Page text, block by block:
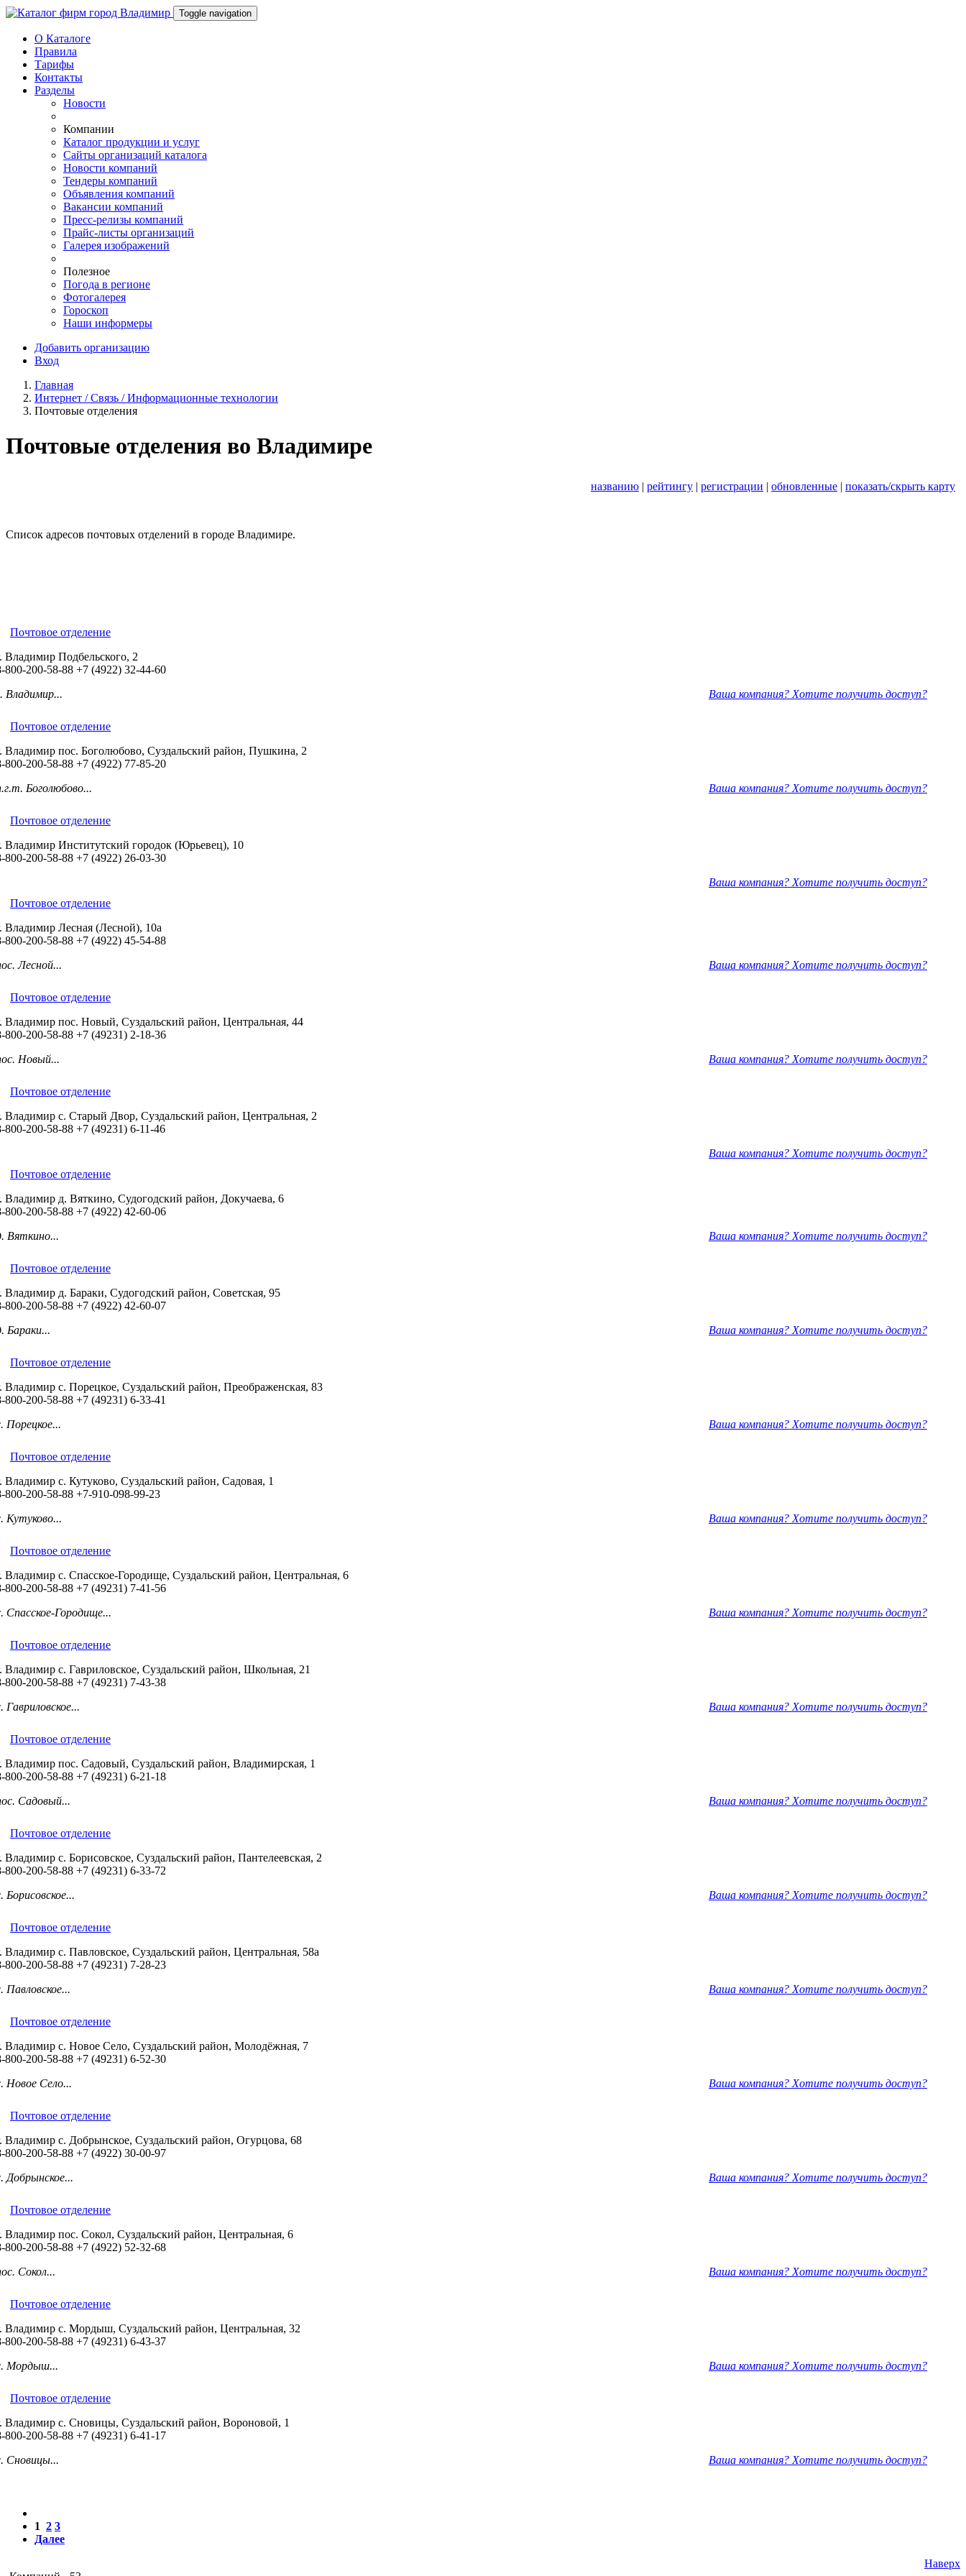
Toggle navigation
О Каталоге
Правила
Тарифы
Контакты
Разделы
Новости
Компании
Каталог продукции и услуг
Сайты организаций каталога
Новости компаний
Тендеры компаний
Объявления компаний
Вакансии компаний
Пресс-релизы компаний
Прайс-листы организаций
Галерея изображений
Полезное
Погода в регионе
Фотогалерея
Гороскоп
Наши информеры
Добавить организацию
Вход
Главная
Интернет / Связь / Информационные технологии
Почтовые отделения
Почтовые отделения во Владимире
названию | рейтингу | регистрации | обновленные | показать/скрыть карту
Список адресов почтовых отделений в городе Владимире.
Почтовое отделение
Владимир Подбельского, 2
800-200-58-88 +7 (4922) 32-44-60
Владимир...
Ваша компания? Хотите получить доступ?
Почтовое отделение
Владимир пос. Боголюбово, Суздальский район, Пушкина, 2
800-200-58-88 +7 (4922) 77-85-20
Боголюбово...
Ваша компания? Хотите получить доступ?
Почтовое отделение
Владимир Институтский городок (Юрьевец), 10
800-200-58-88 +7 (4922) 26-03-30
Ваша компания? Хотите получить доступ?
Почтовое отделение
Владимир Лесная (Лесной), 10а
800-200-58-88 +7 (4922) 45-54-88
Лесной...
Ваша компания? Хотите получить доступ?
Почтовое отделение
Владимир пос. Новый, Суздальский район, Центральная, 44
800-200-58-88 +7 (49231) 2-18-36
Новый...
Ваша компания? Хотите получить доступ?
Почтовое отделение
Владимир с. Старый Двор, Суздальский район, Центральная, 2
800-200-58-88 +7 (49231) 6-11-46
Ваша компания? Хотите получить доступ?
Почтовое отделение
Владимир д. Вяткино, Судогодский район, Докучаева, 6
800-200-58-88 +7 (4922) 42-60-06
Вяткино...
Ваша компания? Хотите получить доступ?
Почтовое отделение
Владимир д. Бараки, Судогодский район, Советская, 95
800-200-58-88 +7 (4922) 42-60-07
Бараки...
Ваша компания? Хотите получить доступ?
Почтовое отделение
Владимир с. Порецкое, Суздальский район, Преображенская, 83
800-200-58-88 +7 (49231) 6-33-41
Порецкое...
Ваша компания? Хотите получить доступ?
Почтовое отделение
Владимир с. Кутуково, Суздальский район, Садовая, 1
800-200-58-88 +7-910-098-99-23
Кутуково...
Ваша компания? Хотите получить доступ?
Почтовое отделение
Владимир с. Спасское-Городище, Суздальский район, Центральная, 6
800-200-58-88 +7 (49231) 7-41-56
Спасское-Городище...
Ваша компания? Хотите получить доступ?
Почтовое отделение
Владимир с. Гавриловское, Суздальский район, Школьная, 21
800-200-58-88 +7 (49231) 7-43-38
Гавриловское...
Ваша компания? Хотите получить доступ?
Почтовое отделение
Владимир пос. Садовый, Суздальский район, Владимирская, 1
800-200-58-88 +7 (49231) 6-21-18
Садовый...
Ваша компания? Хотите получить доступ?
Почтовое отделение
Владимир с. Борисовское, Суздальский район, Пантелеевская, 2
800-200-58-88 +7 (49231) 6-33-72
Борисовское...
Ваша компания? Хотите получить доступ?
Почтовое отделение
Владимир с. Павловское, Суздальский район, Центральная, 58а
800-200-58-88 +7 (49231) 7-28-23
Павловское...
Ваша компания? Хотите получить доступ?
Почтовое отделение
Владимир с. Новое Село, Суздальский район, Молодёжная, 7
800-200-58-88 +7 (49231) 6-52-30
Новое Село...
Ваша компания? Хотите получить доступ?
Почтовое отделение
Владимир с. Добрынское, Суздальский район, Огурцова, 68
800-200-58-88 +7 (4922) 30-00-97
Добрынское...
Ваша компания? Хотите получить доступ?
Почтовое отделение
Владимир пос. Сокол, Суздальский район, Центральная, 6
800-200-58-88 +7 (4922) 52-32-68
Сокол...
Ваша компания? Хотите получить доступ?
Почтовое отделение
Владимир с. Мордыш, Суздальский район, Центральная, 32
800-200-58-88 +7 (49231) 6-43-37
Мордыш...
Ваша компания? Хотите получить доступ?
Почтовое отделение
Владимир с. Сновицы, Суздальский район, Вороновой, 1
800-200-58-88 +7 (49231) 6-41-17
Сновицы...
Ваша компания? Хотите получить доступ?
1 2 3
Далее
Наверх